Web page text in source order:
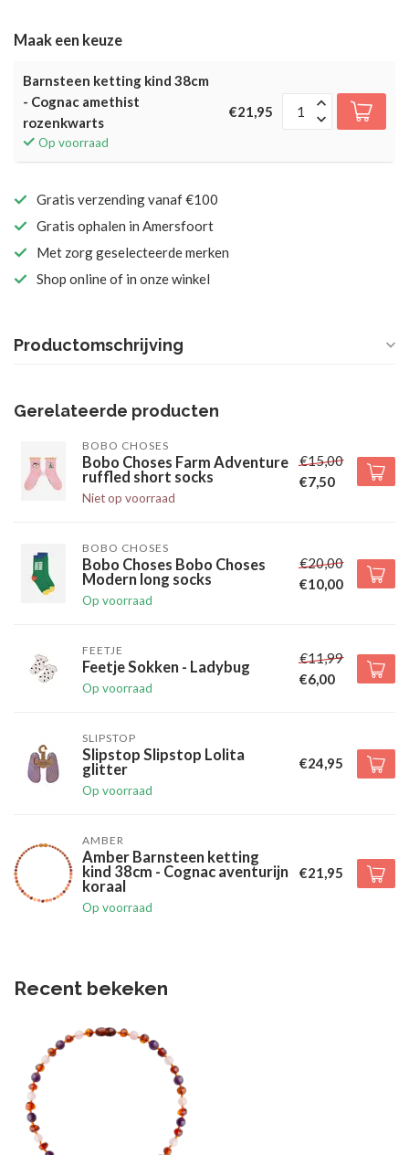
Maak een keuze
Barnsteen ketting kind 38cm
- Cognac amethist
rozenkwarts
Op voorraad
€21,95
Gratis verzending vanaf €100
Gratis ophalen in Amersfoort
Met zorg geselecteerde merken
Shop online of in onze winkel
Productomschrijving
Gerelateerde producten
BOBO CHOSES
Bobo Choses Farm Adventure
ruffled short socks
Niet op voorraad
€15,00
€7,50
BOBO CHOSES
Bobo Choses Bobo Choses
Modern long socks
Op voorraad
€20,00
€10,00
FEETJE
Feetje Sokken - Ladybug
Op voorraad
€11,99
€6,00
SLIPSTOP
Slipstop Slipstop Lolita
glitter
Op voorraad
€24,95
AMBER
Amber Barnsteen ketting
kind 38cm - Cognac aventurijn
koraal
Op voorraad
€21,95
Recent bekeken